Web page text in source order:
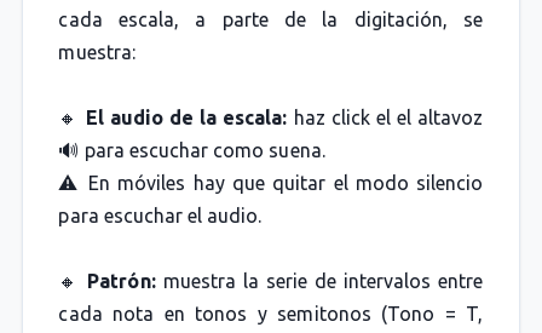
cada escala, a parte de la digitación, se
muestra:
🔸 El audio de la escala: haz click el el altavoz
🔊 para escuchar como suena.
⚠️ En móviles hay que quitar el modo silencio
para escuchar el audio.
🔸 Patrón:muestra la serie de intervalos entre
cada nota en tonos y semitonos (Tono = T,